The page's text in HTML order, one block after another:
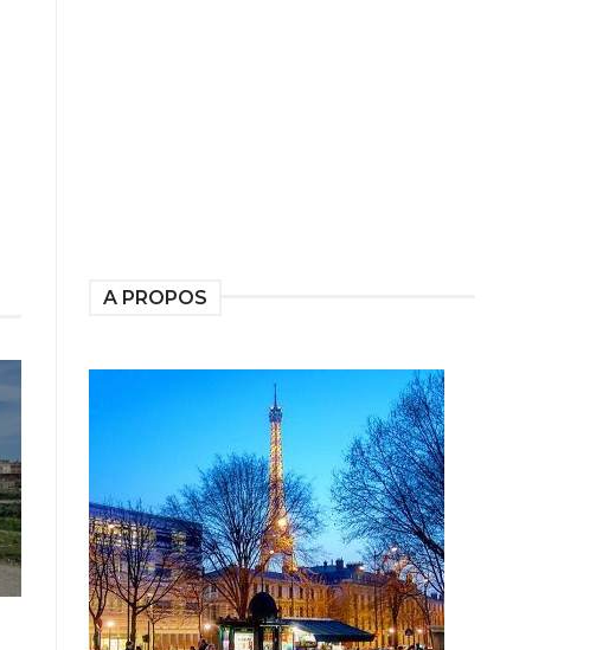
A PROPOS